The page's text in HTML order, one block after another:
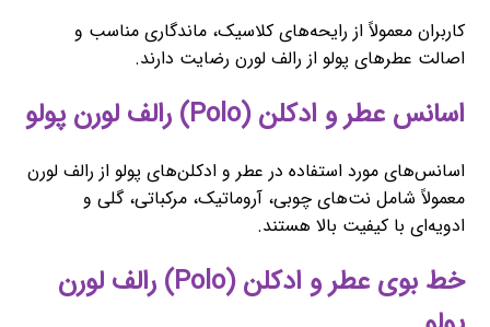
کاربران معمولاً از رایحه‌های کلاسیک، ماندگاری مناسب و
اصالت عطرهای پولو از رالف لورن رضایت دارند.
اسانس عطر و ادکلن (Polo) رالف لورن پولو
اسانس‌های مورد استفاده در عطر و ادکلن‌های پولو از رالف لورن
معمولاً شامل نت‌های چوبی، آروماتیک، مرکباتی، گلی و
ادویه‌ای با کیفیت بالا هستند.
خط بوی عطر و ادکلن (Polo) رالف لورن